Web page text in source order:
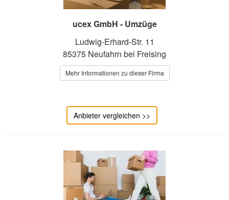
ucex GmbH - Umzüge
Ludwig-Erhard-Str. 11
85375 Neufahrn bei Freising
Mehr Informationen zu dieser Firma
Anbieter vergleichen >>